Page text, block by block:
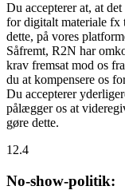
Du accepterer at, at
for digitalt materiale fx
dette, på vores
Såfremt, R2N har
krav fremsat mod os
du at kompensere os
Du accepterer
pålægger os at
gøre dette.
12.4
No-show-politik: